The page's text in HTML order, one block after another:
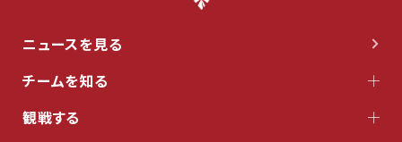
ニュースを見る
チームを知る
観戦する